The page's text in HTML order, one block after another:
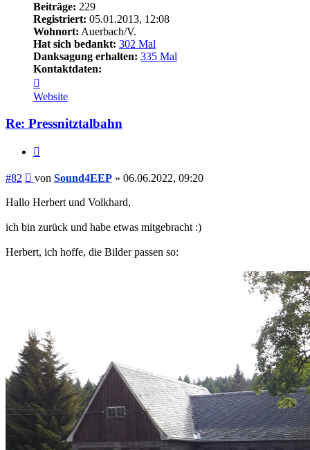
Beiträge: 229
Registriert: 05.01.2013, 12:08
Wohnort: Auerbach/V.
Hat sich bedankt: 302 Mal
Danksagung erhalten: 335 Mal
Kontaktdaten:
von
Sound4EEP
Website
Re: Pressnitztalbahn
#82 Beitrag
von Sound4EEP » 06.06.2022, 09:20
Hallo Herbert und Volkhard,
ich bin zurück und habe etwas mitgebracht :)
Herbert, ich hoffe, die Bilder passen so: